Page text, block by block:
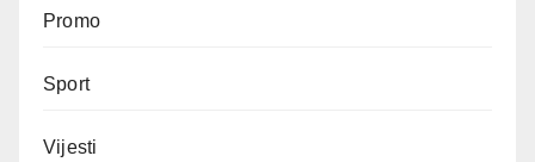
Promo
Sport
Vijesti